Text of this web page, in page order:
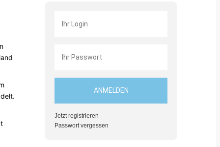
Jetzt registrieren
Passwort vergessen